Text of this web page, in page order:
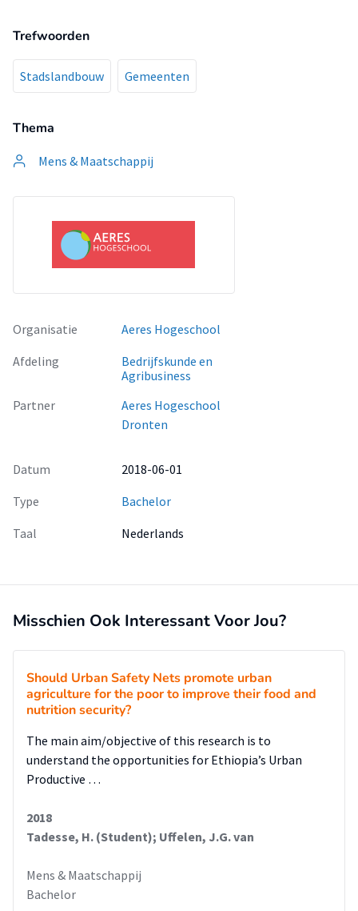
Trefwoorden
Stadslandbouw Gemeenten
Thema
Mens & Maatschappij
Organisatie
Aeres Hogeschool
Afdeling
Bedrijfskunde en
Agribusiness
Partner
Aeres Hogeschool
Dronten
Datum
2018-06-01
Type
Bachelor
Taal
Nederlands
Misschien Ook Interessant Voor Jou?
Should Urban Safety Nets promote urban
agriculture for the poor to improve their food and
nutrition security?
The main aim/objective of this research is to
understand the opportunities for Ethiopia’s Urban
Productive …
2018
Tadesse, H. (Student); Uffelen, J.G. van
Mens & Maatschappij
Bachelor